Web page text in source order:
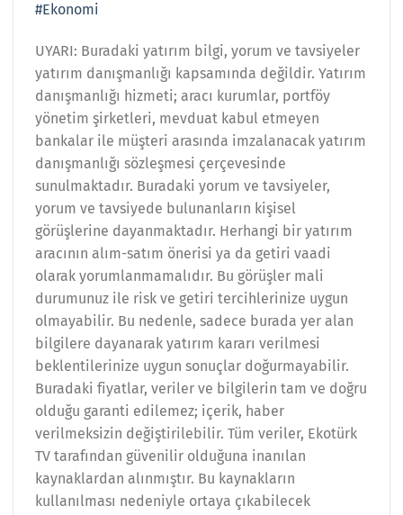
#Ekonomi
UYARI: Buradaki yatırım bilgi, yorum ve tavsiyeler
yatırım danışmanlığı kapsamında değildir. Yatırım
danışmanlığı hizmeti; aracı kurumlar, portföy
yönetim şirketleri, mevduat kabul etmeyen
bankalar ile müşteri arasında imzalanacak yatırım
danışmanlığı sözleşmesi çerçevesinde
sunulmaktadır. Buradaki yorum ve tavsiyeler,
yorum ve tavsiyede bulunanların kişisel
görüşlerine dayanmaktadır. Herhangi bir yatırım
aracının alım-satım önerisi ya da getiri vaadi
olarak yorumlanmamalıdır. Bu görüşler mali
durumunuz ile risk ve getiri tercihlerinize uygun
olmayabilir. Bu nedenle, sadece burada yer alan
bilgilere dayanarak yatırım kararı verilmesi
beklentilerinize uygun sonuçlar doğurmayabilir.
Buradaki fiyatlar, veriler ve bilgilerin tam ve doğru
olduğu garanti edilemez; içerik, haber
verilmeksizin değiştirilebilir. Tüm veriler, Ekotürk
TV tarafından güvenilir olduğuna inanılan
kaynaklardan alınmıştır. Bu kaynakların
kullanılması nedeniyle ortaya çıkabilecek